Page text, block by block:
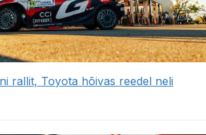
rallit, Toyota hõivas reedel neli